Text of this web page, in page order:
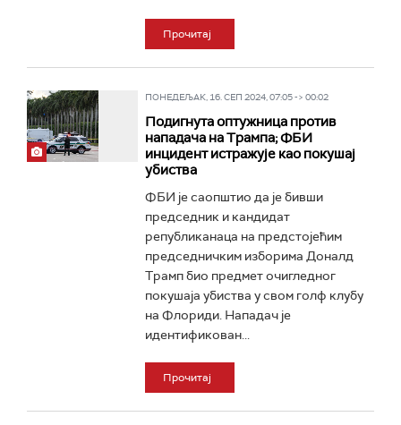
Прочитај
ПОНЕДЕЉАК, 16. СЕП 2024, 07:05 -> 00:02
Подигнута оптужница против
нападача на Трампа; ФБИ
инцидент истражује као покушај
убиства
ФБИ је саопштио да је бивши
председник и кандидат
републиканаца на предстојећим
председничким изборима Доналд
Трамп био предмет очигледног
покушаја убиства у свом голф клубу
на Флориди. Нападач је
идентификован...
Прочитај